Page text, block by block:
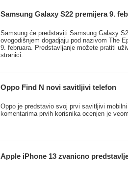
Samsung Galaxy S22 premijera 9.
Samsung će predstaviti Samsung Galaxy
ovogodišnjem dogadjaju pod nazivom The
9. februara. Predstavljanje možete pratiti
stranici.
Oppo Find N novi savitljivi telefon
Oppo je predstavio svoj prvi savitljivi
komentarima prvih korisnika ocenjen je
Apple iPhone 13 zvanicno